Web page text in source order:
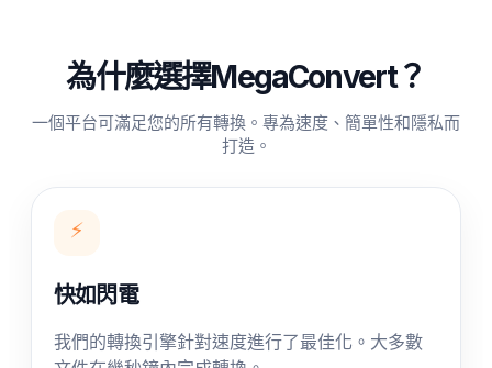
為什麼選擇MegaConvert？
一個平台可滿足您的所有轉換。專為速度、簡單性和隱私而
打造。
⚡
快如閃電
我們的轉換引擎針對速度進行了最佳化。大多數